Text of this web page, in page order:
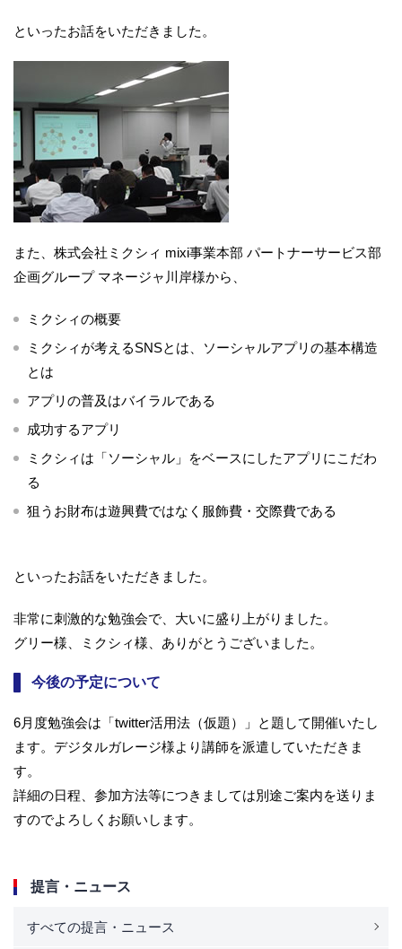
といったお話をいただきました。
また、株式会社ミクシィ mixi事業本部 パートナーサービス部
企画グループ マネージャ川岸様から、
ミクシィの概要
ミクシィが考えるSNSとは、ソーシャルアプリの基本構造
とは
アプリの普及はバイラルである
成功するアプリ
ミクシィは「ソーシャル」をベースにしたアプリにこだわ
る
狙うお財布は遊興費ではなく服飾費・交際費である
といったお話をいただきました。
非常に刺激的な勉強会で、大いに盛り上がりました。
グリー様、ミクシィ様、ありがとうございました。
今後の予定について
6月度勉強会は「twitter活用法（仮題）」と題して開催いたし
ます。デジタルガレージ様より講師を派遣していただきま
す。
詳細の日程、参加方法等につきましては別途ご案内を送りま
すのでよろしくお願いします。
提言・ニュース
すべての提言・ニュース